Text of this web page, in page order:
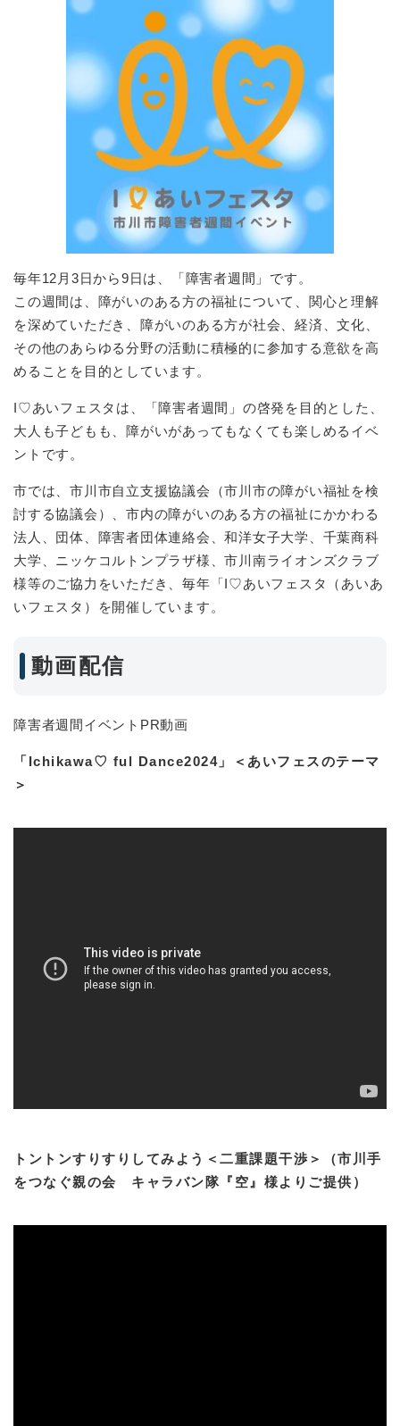
毎年12月3日から9日は、「障害者週間」です。
この週間は、障がいのある方の福祉について、関心と理解
を深めていただき、障がいのある方が社会、経済、文化、
その他のあらゆる分野の活動に積極的に参加する意欲を高
めることを目的としています。
I♡あいフェスタは、「障害者週間」の啓発を目的とした、
大人も子どもも、障がいがあってもなくても楽しめるイベ
ントです。
市では、市川市自立支援協議会（市川市の障がい福祉を検
討する協議会）、市内の障がいのある方の福祉にかかわる
法人、団体、障害者団体連絡会、和洋女子大学、千葉商科
大学、ニッケコルトンプラザ様、市川南ライオンズクラブ
様等のご協力をいただき、毎年「I♡あいフェスタ（あいあ
いフェスタ）を開催しています。
動画配信
障害者週間イベントPR動画
「Ichikawa♡ ful Dance2024」＜あいフェスのテーマ
＞
トントンすりすりしてみよう＜二重課題干渉＞（市川手
をつなぐ親の会 キャラバン隊『空』様よりご提供）